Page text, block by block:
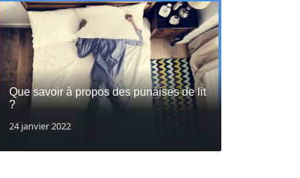
Que savoir à propos des punaises de lit
?
24 janvier 2022